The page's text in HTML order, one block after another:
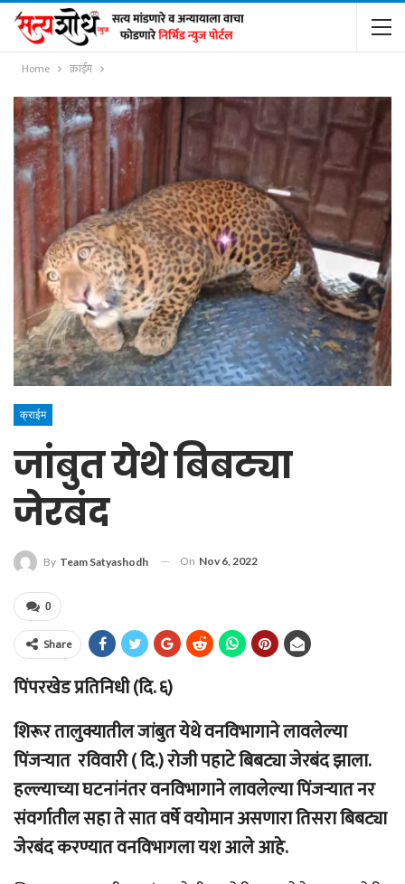
Home क्राईम
क्राईम
जांबुत येथे बिबट्या
जेरबंद
By Team Satyashodh On Nov 6, 2022
0
Share
पिंपरखेड प्रतिनिधी (दि. ६)
शिरूर तालुक्यातील जांबुत येथे वनविभागाने लावलेल्या
पिंजऱ्यात रविवारी ( दि.) रोजी पहाटे बिबट्या जेरबंद झाला.
हल्ल्याच्या घटनांनंतर वनविभागाने लावलेल्या पिंजऱ्यात नर
संवर्गातील सहा ते सात वर्षे वयोमान असणारा तिसरा बिबट्या
जेरबंद करण्यात वनविभागला यश आले आहे.